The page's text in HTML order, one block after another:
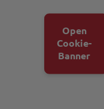
Open
Cookie-
Banner